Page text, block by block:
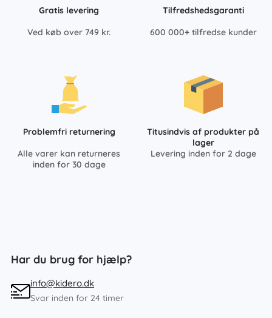
Gratis levering
Ved køb over 749 kr.
Tilfredshedsgaranti
600 000+ tilfredse kunder
Problemfri returnering
Alle varer kan returneres
inden for 30 dage
Titusindvis af produkter på
lager
Levering inden for 2 dage
Har du brug for hjælp?
info@kidero.dk
Svar inden for 24 timer